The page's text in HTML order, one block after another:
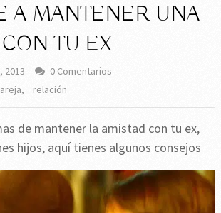
A MANTENER UNA
TU EX
2013
0 Comentarios
, relación
de mantener la amistad con tu ex,
hijos, aquí tienes algunos consejos